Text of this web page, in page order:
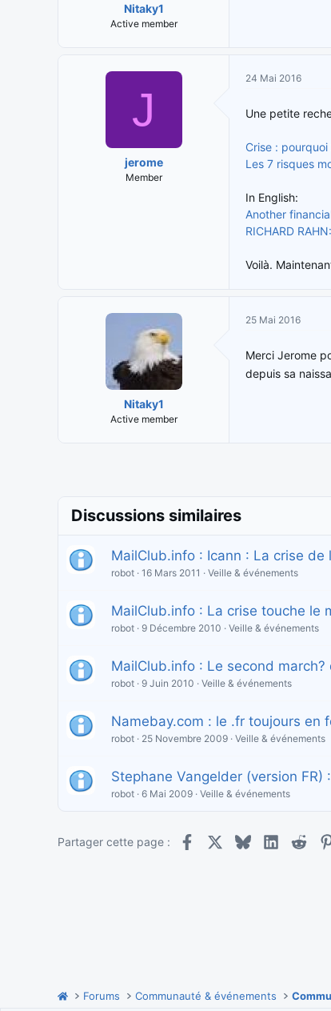
Nitaky1
Active member
J
jerome
Member
24 Mai 2016
Une petite
Crise :
Les 7 risques
In English:
Another
RICHARD
Voilà.
Nitaky1
Active member
25 Mai 2016
Merci Jerome
depuis sa
Discussions similaires
MailClub.info : Icann : La crise de
robot 16 Mars 2011 Veille & événements
MailClub.info : La crise touche le
robot 9 Décembre 2010 Veille & événements
MailClub.info : Le second
robot 9 Juin 2010 Veille & événements
Namebay.com : le .fr toujours en
robot 25 Novembre 2009 Veille & événements
Stephane Vangelder (version
robot 6 Mai 2009 Veille & événements
Partager cette page : Facebook BlueskyLinkedIn
Forums Communauté & événements